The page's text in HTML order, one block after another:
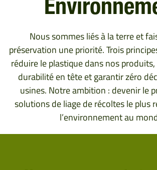
Nous sommes liés à la terre et
préservation une priorité. Trois
réduire le plastique dans nos
durabilité en tête et garantir zéro
usines. Notre ambition : devenir le
solutions de liage de récoltes le plus
l’environnement au